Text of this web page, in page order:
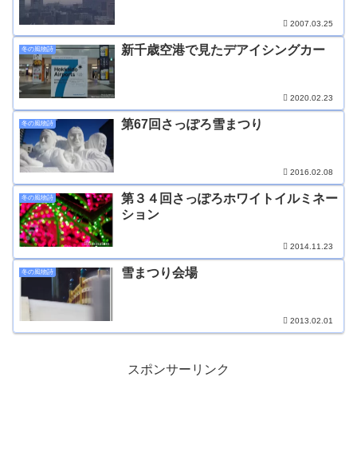
2007.03.25
冬の風物詩 新千歳空港で見たデアイシングカー
2020.02.23
冬の風物詩 第67回さっぽろ雪まつり
2016.02.08
冬の風物詩
第３４回さっぽろホワイトイルミネー
ション
2014.11.23
冬の風物詩 雪まつり会場
2013.02.01
スポンサーリンク